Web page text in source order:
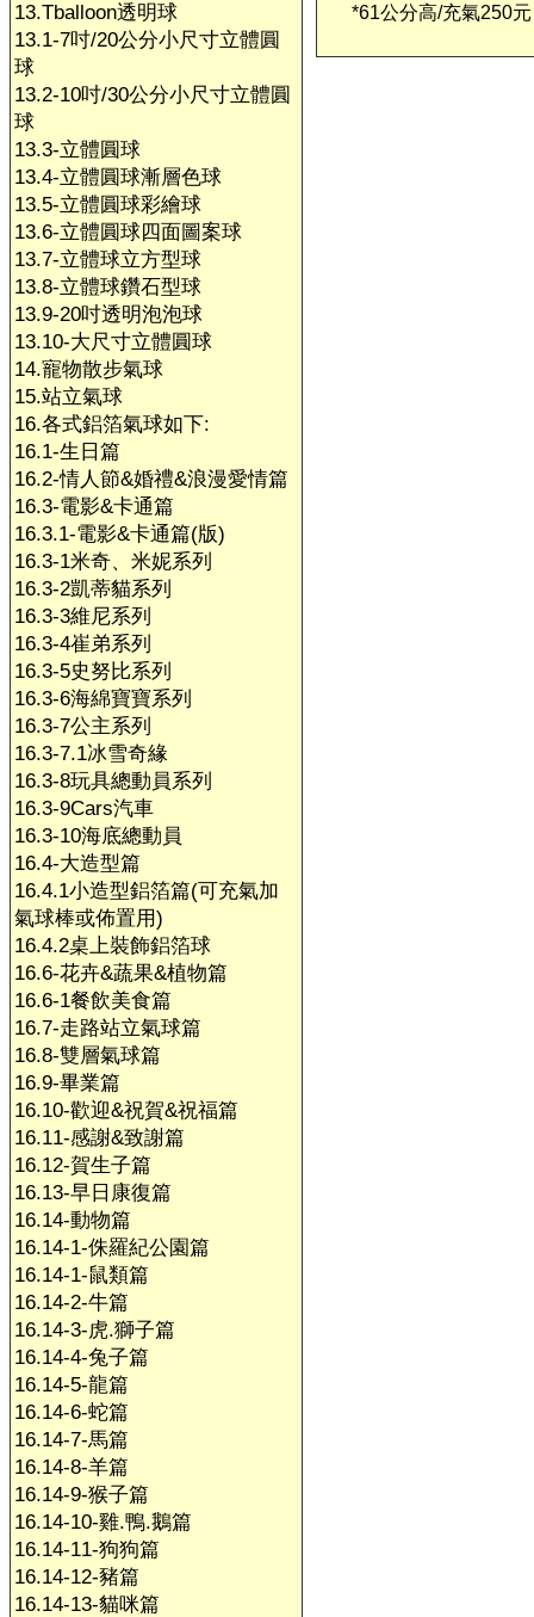
13.Tballoon透明球
13.1-7吋/20公分小尺寸立體圓
球
13.2-10吋/30公分小尺寸立體圓
球
13.3-立體圓球
13.4-立體圓球漸層色球
13.5-立體圓球彩繪球
13.6-立體圓球四面圖案球
13.7-立體球立方型球
13.8-立體球鑽石型球
13.9-20吋透明泡泡球
13.10-大尺寸立體圓球
14.寵物散步氣球
15.站立氣球
16.各式鋁箔氣球如下:
16.1-生日篇
16.2-情人節&婚禮&浪漫愛情篇
16.3-電影&卡通篇
16.3.1-電影&卡通篇(版)
16.3-1米奇、米妮系列
16.3-2凱蒂貓系列
16.3-3維尼系列
16.3-4崔弟系列
16.3-5史努比系列
16.3-6海綿寶寶系列
16.3-7公主系列
16.3-7.1冰雪奇緣
16.3-8玩具總動員系列
16.3-9Cars汽車
16.3-10海底總動員
16.4-大造型篇
16.4.1小造型鋁箔篇(可充氣加
氣球棒或佈置用)
16.4.2桌上裝飾鋁箔球
16.6-花卉&蔬果&植物篇
16.6-1餐飲美食篇
16.7-走路站立氣球篇
16.8-雙層氣球篇
16.9-畢業篇
16.10-歡迎&祝賀&祝福篇
16.11-感謝&致謝篇
16.12-賀生子篇
16.13-早日康復篇
16.14-動物篇
16.14-1-侏羅紀公園篇
16.14-1-鼠類篇
16.14-2-牛篇
16.14-3-虎.獅子篇
16.14-4-兔子篇
16.14-5-龍篇
16.14-6-蛇篇
16.14-7-馬篇
16.14-8-羊篇
16.14-9-猴子篇
16.14-10-雞.鴨.鵝篇
16.14-11-狗狗篇
16.14-12-豬篇
16.14-13-貓咪篇
*61公分高/充氣250元